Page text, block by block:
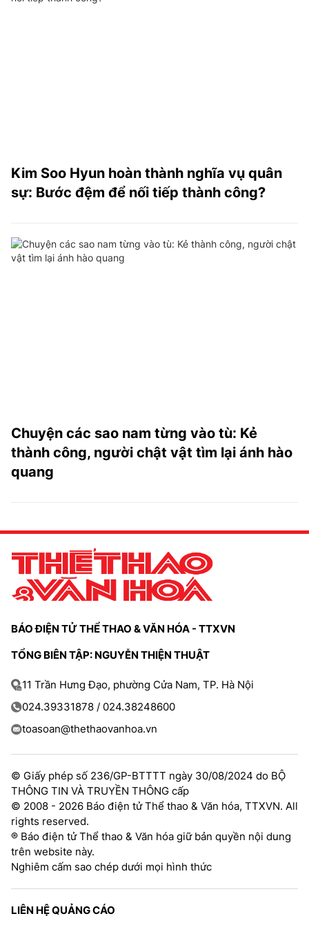
Kim Soo Hyun hoàn thành nghĩa vụ quân
sự: Bước đệm để nối tiếp thành công?
Chuyện các sao nam từng vào tù: Kẻ
thành công, người chật vật tìm lại ánh hào
quang
BÁO ĐIỆN TỬ THỂ THAO & VĂN HÓA - TTXVN
TỔNG BIÊN TẬP: NGUYỄN THIỆN THUẬT
11 Trần Hưng Đạo, phường Cửa Nam, TP. Hà Nội
024.39331878 / 024.38248600
toasoan@thethaovanhoa.vn
© Giấy phép số 236/GP-BTTTT ngày 30/08/2024 do BỘ
THÔNG TIN VÀ TRUYỀN THÔNG cấp
© 2008 - 2026 Báo điện tử Thể thao & Văn hóa, TTXVN. All
rights reserved.
® Báo điện tử Thể thao & Văn hóa giữ bản quyền nội dung
trên website này.
Nghiêm cấm sao chép dưới mọi hình thức
LIÊN HỆ QUẢNG CÁO